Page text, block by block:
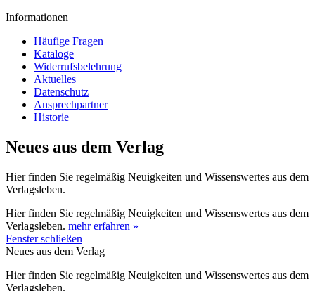
Informationen
Häufige Fragen
Kataloge
Widerrufsbelehrung
Aktuelles
Datenschutz
Ansprechpartner
Historie
Neues aus dem Verlag
Hier finden Sie regelmäßig Neuigkeiten und Wissenswertes aus dem
Verlagsleben.
Hier finden Sie regelmäßig Neuigkeiten und Wissenswertes aus dem
Verlagsleben. mehr erfahren »
Fenster schließen
Neues aus dem Verlag
Hier finden Sie regelmäßig Neuigkeiten und Wissenswertes aus dem
Verlagsleben.